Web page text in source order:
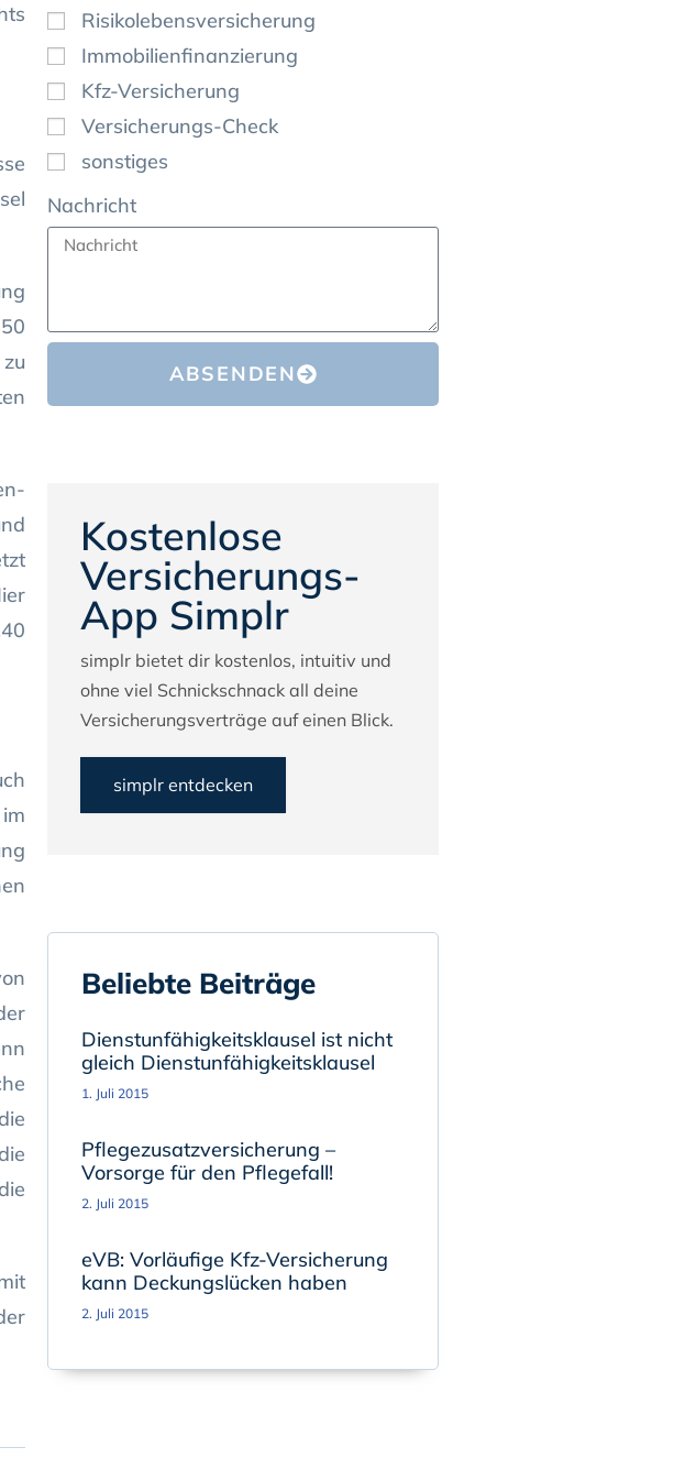
Risikolebensversicherung
Immobilienfinanzierung
Kfz-Versicherung
Versicherungs-Check
sonstiges
Nachricht
ABSENDEN
Kostenlose
Versicherungs-
App Simplr
simplr bietet dir kostenlos, intuitiv und
ohne viel Schnickschnack all deine
Versicherungsverträge auf einen Blick.
simplr entdecken
Beliebte Beiträge
Dienstunfähigkeitsklausel ist nicht
gleich Dienstunfähigkeitsklausel
1. Juli 2015
Pflegezusatzversicherung –
Vorsorge für den Pflegefall!
2. Juli 2015
eVB: Vorläufige Kfz-Versicherung
kann Deckungslücken haben
2. Juli 2015